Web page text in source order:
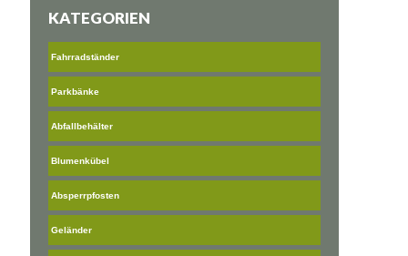
KATEGORIEN
Fahrradständer
Parkbänke
Abfallbehälter
Blumenkübel
Absperrpfosten
Geländer